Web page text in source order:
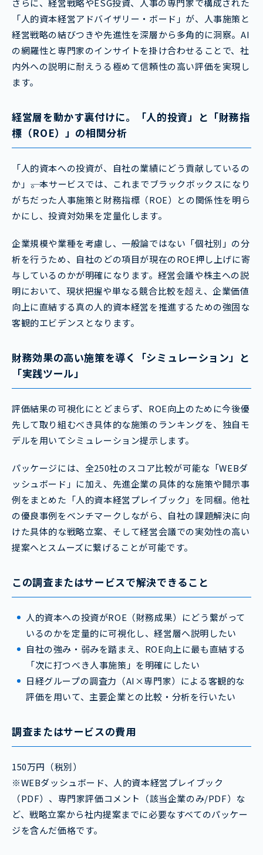
さらに、経営戦略やESG投資、人事の専門家で構成された
「人的資本経営アドバイザリー・ボード」が、人事施策と
経営戦略の結びつきや先進性を深層から多角的に洞察。AI
の網羅性と専門家のインサイトを掛け合わせることで、社
内外への説明に耐えうる極めて信頼性の高い評価を実現し
ます。
経営層を動かす裏付けに。「人的投資」と「財務指
標（ROE）」の相関分析
「人的資本への投資が、自社の業績にどう貢献しているの
か」――。本サービスでは、これまでブラックボックスになり
がちだった人事施策と財務指標（ROE）との関係性を明ら
かにし、投資対効果を定量化します。
企業規模や業種を考慮し、一般論ではない「個社別」の分
析を行うため、自社のどの項目が現在のROE押し上げに寄
与しているのかが明確になります。経営会議や株主への説
明において、現状把握や単なる競合比較を超え、企業価値
向上に直結する真の人的資本経営を推進するための強固な
客観的エビデンスとなります。
財務効果の高い施策を導く「シミュレーション」と
「実践ツール」
評価結果の可視化にとどまらず、ROE向上のために今後優
先して取り組むべき具体的な施策のランキングを、独自モ
デルを用いてシミュレーション提示します。
パッケージには、全250社のスコア比較が可能な「WEBダ
ッシュボード」に加え、先進企業の具体的な施策や開示事
例をまとめた「人的資本経営プレイブック」を同梱。他社
の優良事例をベンチマークしながら、自社の課題解決に向
けた具体的な戦略立案、そして経営会議での実効性の高い
提案へとスムーズに繋げることが可能です。
この調査またはサービスで解決できること
人的資本への投資がROE（財務成果）にどう繋がって
いるのかを定量的に可視化し、経営層へ説明したい
自社の強み・弱みを踏まえ、ROE向上に最も直結する
「次に打つべき人事施策」を明確にしたい
日経グループの調査力（AI×専門家）による客観的な
評価を用いて、主要企業との比較・分析を行いたい
調査またはサービスの費用
150万円（税別）
※WEBダッシュボード、人的資本経営プレイブック
（PDF）、専門家評価コメント（該当企業のみ/PDF）な
ど、戦略立案から社内提案までに必要なすべてのパッケー
ジを含んだ価格です。